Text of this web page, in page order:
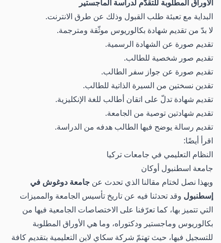
الأوراق المطلوبة للتقدّم لدراسة الماجستير
البداية مع تعبئة طلب القبول وذلك عن طرق الانترنت.
لا بدّ من تقديم شهادة بكالوريوس موثّقة ومترجمة.
تقديم صورة عن الشهادة الرسمية.
تقديم صور شخصية للطالب.
تقديم صورة عن جواز سفر الطالب.
تقدين نسختين من السيرة الذاتية للطالب.
تقديم شهادة تدلّ على اتقان أطالب للغة الإنكليزية.
تقديم شهادتين توصية من الجامعة.
تقديم رسالة يوضح فيها الطالب هدفه من الدراسة.
اقرأ أيضًا:
النظام التعليمي في جامعات تركيا
جامعة اسطنبول أوكان
وبهذا نصل لختام مقالنا الذي تحدث عن جامعة دوغوش في
إسطنبول وقد تحدثنا فيه عن تاريخ تأسيس الجامعة والمميزات
التي تتميز بها، كما تعرّفنا على الاختصاصات الجامعية فيها من
بكالوريوس وماجستير ودكتوراه، وما هي الأوراق المطلوبة
للتسجيل فيها، حيث تهتمّ شركة سكاي لاين التعليمية بتقديم كافة